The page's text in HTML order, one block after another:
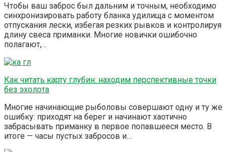
Чтобы ваш заброс был дальним и точным, необходимо
синхронизировать работу бланка удилища с моментом
отпускания лески, избегая резких рывков и контролируя
длину свеса приманки. Многие новички ошибочно
полагают,…
Как читать карту глубин: находим перспективные точки
без эхолота
Многие начинающие рыболовы совершают одну и ту же
ошибку: приходят на берег и начинают хаотично
забрасывать приманку в первое попавшееся место. В
итоге — часы пустых забросов и…